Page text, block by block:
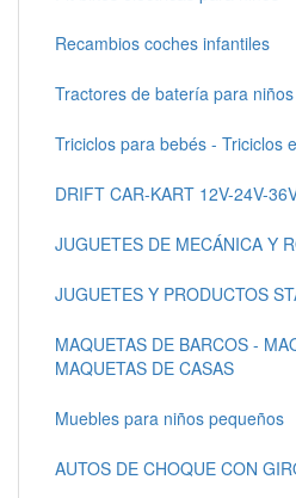
Recambios coches infantiles
Tractores de batería para niños
Triciclos para bebés - Triciclos
DRIFT CAR-KART 12V-24V-
JUGUETES DE MECÁNICA Y
JUGUETES Y PRODUCTOS
MAQUETAS DE BARCOS -
MAQUETAS DE CASAS
Muebles para niños pequeños
AUTOS DE CHOQUE CON